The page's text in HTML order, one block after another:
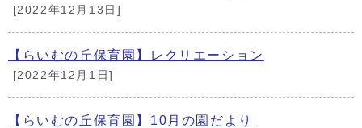
[2022年12月13日]
【らいむの丘保育園】レクリエーション
[2022年12月1日]
【らいむの丘保育園】10月の園だより